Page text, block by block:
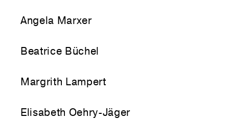
Angela Marxer
Beatrice Büchel
Margrith Lampert
Elisabeth Oehry-Jäger